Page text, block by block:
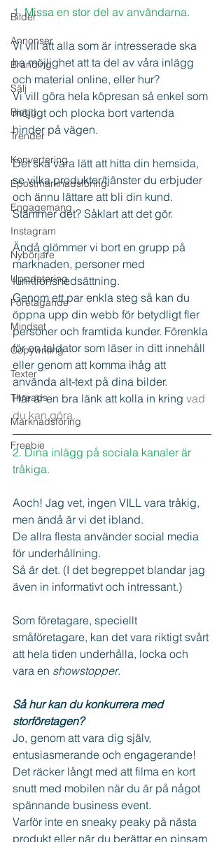
Bilder
Annonser
Branding
Sälj
Blogg
Trender
Konvertering
Epostmarknadsföring
Engagemang
Instagram
Nybörjare
Uppdatering
Företagande
Mindset
Copywriting
Texter
Threads
Marknadsföring
Freebie
1. Missa en stor del av användarna.
Vi vill att alla som är intresserade ska
ha möjlighet att ta del av våra inlägg
och material online, eller hur?
Vi vill göra hela köpresan så enkel som
möjligt och plocka bort vartenda
hinder på vägen.
Det ska vara lätt att hitta din hemsida,
se vilka produkter/tjänster du erbjuder
och ännu lättare att bli din kund.
Stämmer det? Såklart att det gör.
Ändå glömmer vi bort en grupp på
marknaden, personer med
funktionsnedsättning.
Genom ett par enkla steg så kan du
öppna upp din webb för betydligt fler
personer och framtida kunder. Förenkla
för en taldator som läser in ditt innehåll
eller genom att komma ihåg att
använda alt-text på dina bilder.
Här är en bra länk att kolla in kring vad
du kan göra.
2. Dina inlägg på sociala kanaler är
tråkiga.
Aoch! Jag vet, ingen VILL vara tråkig,
men ändå är vi det ibland.
De allra flesta använder social media
för underhållning.
Så är det. (I det begreppet blandar jag
även in informativt och intressant.)
Som företagare, speciellt
småföretagare, kan det vara riktigt svårt
att hela tiden underhålla, locka och
vara en showstopper.
Så hur kan du konkurrera med
storföretagen?
Jo, genom att vara dig själv,
entusiasmerande och engagerande!
Det räcker långt med att filma en kort
snutt med mobilen när du är på något
spännande business event.
Varför inte en sneaky peaky på nästa
produkt eller när du berättar en pinsam